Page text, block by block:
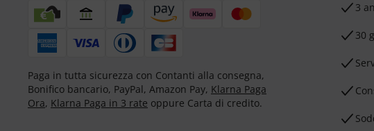
Paga in tutta sicurezza con Contanti alla consegna,
Bonifico bancario, PayPal, Amazon Pay, Klarna Paga
Ora, Klarna Paga in 3 rate oppure Carta di credito.
3
30